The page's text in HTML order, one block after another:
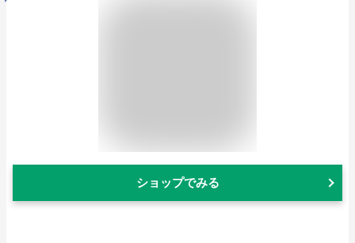
ショップでみる